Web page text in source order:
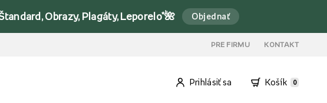
Obrazy, Plagáty, Leporelo*🌺 Objednať
PRE FIRMU KONTAKT
Prihlásiť sa Košík 0